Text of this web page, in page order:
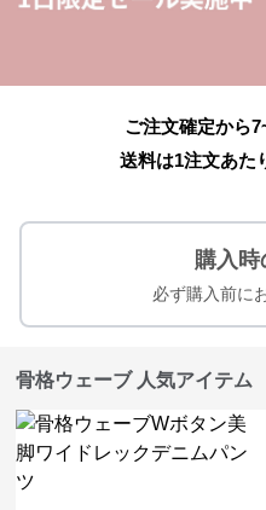
ご注文確定から
送料は1注文あた
購入時
必ず購入前に
骨格ウェーブ 人気アイテム